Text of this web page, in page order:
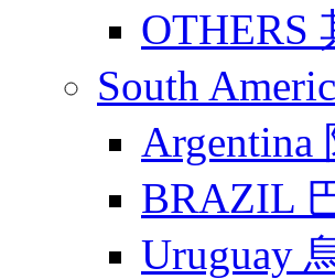
OTHERS
South
Argentina
BRAZIL
Uruguay